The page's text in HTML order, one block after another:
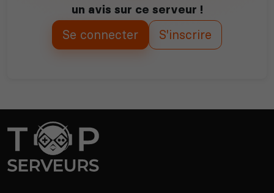
un avis sur ce serveur !
Se connecter S'inscrire